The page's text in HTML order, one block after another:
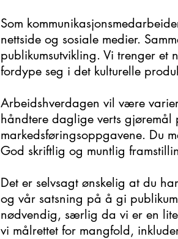
Som
nettside og sosiale medier.
publikumsutvikling. Vi trenger
fordype seg i det kulturelle
Arbeidshverdagen vil være
håndtere daglige verts
markedsføringsoppgavene. Du
God skriftlig og muntlig
Det er selvsagt ønskelig at du
og vår satsning på å gi
nødvendig, særlig da vi er en
vi målrettet for mangfold,